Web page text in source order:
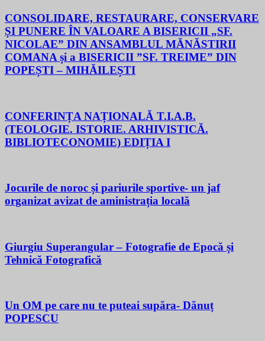
CONSOLIDARE, RESTAURARE, CONSERVARE
ȘI PUNERE ÎN VALOARE A BISERICII „SF.
NICOLAE” DIN ANSAMBLUL MĂNĂSTIRII
COMANA și a BISERICII ”SF. TREIME” DIN
POPEȘTI – MIHĂILEȘTI
CONFERINȚA NAȚIONALĂ T.I.A.B.
(TEOLOGIE. ISTORIE. ARHIVISTICĂ.
BIBLIOTECONOMIE) EDIȚIA I
Jocurile de noroc și pariurile sportive- un jaf
organizat avizat de aministrația locală
Giurgiu Superangular – Fotografie de Epocă și
Tehnică Fotografică
Un OM pe care nu te puteai supăra- Dănuț
POPESCU